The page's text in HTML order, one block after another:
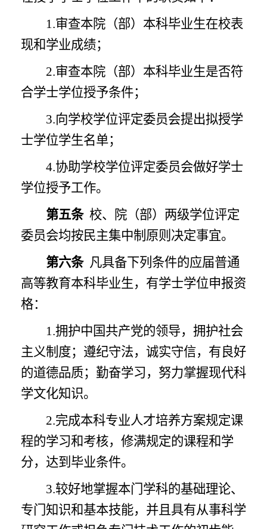
1.审查本院（部）本科毕业生在校表
现和学业成绩；
2.审查本院（部）本科毕业生是否符
合学士学位授予条件；
3.向学校学位评定委员会提出拟授学
士学位学生名单；
4.协助学校学位评定委员会做好学士
学位授予工作。
第五条 校、院（部）两级学位评定
委员会均按民主集中制原则决定事宜。
第六条 凡具备下列条件的应届普通
高等教育本科毕业生，有学士学位申报资
格：
1.拥护中国共产党的领导，拥护社会
主义制度；遵纪守法，诚实守信，有良好
的道德品质；勤奋学习，努力掌握现代科
学文化知识。
2.完成本科专业人才培养方案规定课
程的学习和考核，修满规定的课程和学
分，达到毕业条件。
3.较好地掌握本门学科的基础理论、
专门知识和基本技能，并且具有从事科学